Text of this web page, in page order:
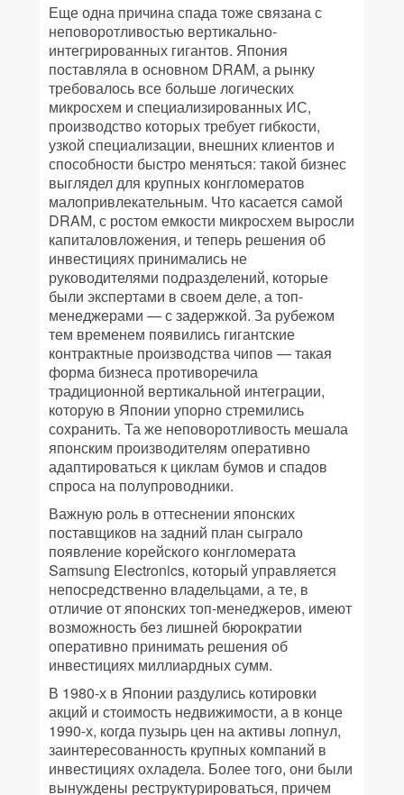
Еще одна причина спада тоже связана с
неповоротливостью вертикально-
интегрированных гигантов. Япония
поставляла в основном DRAM, а рынку
требовалось все больше логических
микросхем и специализированных ИС,
производство которых требует гибкости,
узкой специализации, внешних клиентов и
способности быстро меняться: такой бизнес
выглядел для крупных конгломератов
малопривлекательным. Что касается самой
DRAM, с ростом емкости микросхем выросли
капиталовложения, и теперь решения об
инвестициях принимались не
руководителями подразделений, которые
были экспертами в своем деле, а топ-
менеджерами — с задержкой. За рубежом
тем временем появились гигантские
контрактные производства чипов — такая
форма бизнеса противоречила
традиционной вертикальной интеграции,
которую в Японии упорно стремились
сохранить. Та же неповоротливость мешала
японским производителям оперативно
адаптироваться к циклам бумов и спадов
спроса на полупроводники.
Важную роль в оттеснении японских
поставщиков на задний план сыграло
появление корейского конгломерата
Samsung Electronics, который управляется
непосредственно владельцами, а те, в
отличие от японских топ-менеджеров, имеют
возможность без лишней бюрократии
оперативно принимать решения об
инвестициях миллиардных сумм.
В 1980-х в Японии раздулись котировки
акций и стоимость недвижимости, а в конце
1990-х, когда пузырь цен на активы лопнул,
заинтересованность крупных компаний в
инвестициях охладела. Более того, они были
вынуждены реструктурироваться, причем